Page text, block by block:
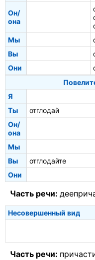
Он/
она
Мы
Вы
Они
Я
Ты
отглодай
Он/
она
Мы
Вы
отглодайте
Они
Часть речи:
Несовершенный вид
Часть речи: